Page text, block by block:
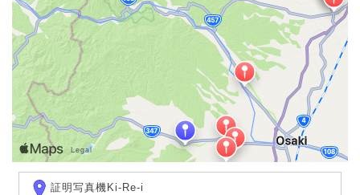
証明写真機Ki-Re-i